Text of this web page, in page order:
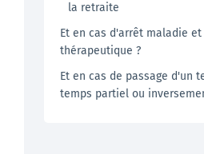
la retraite
Et en cas d'arrêt maladie
thérapeutique ?
Et en cas de passage d'un
temps partiel ou